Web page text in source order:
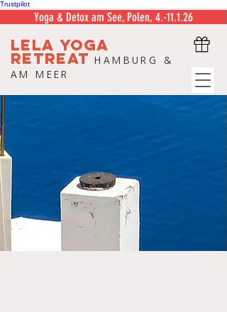
Trustpilot
LELA YOGA
RETREATHAMBURG &
AM MEER
Yoga & Detox am See, Polen, 4.-11.1.26